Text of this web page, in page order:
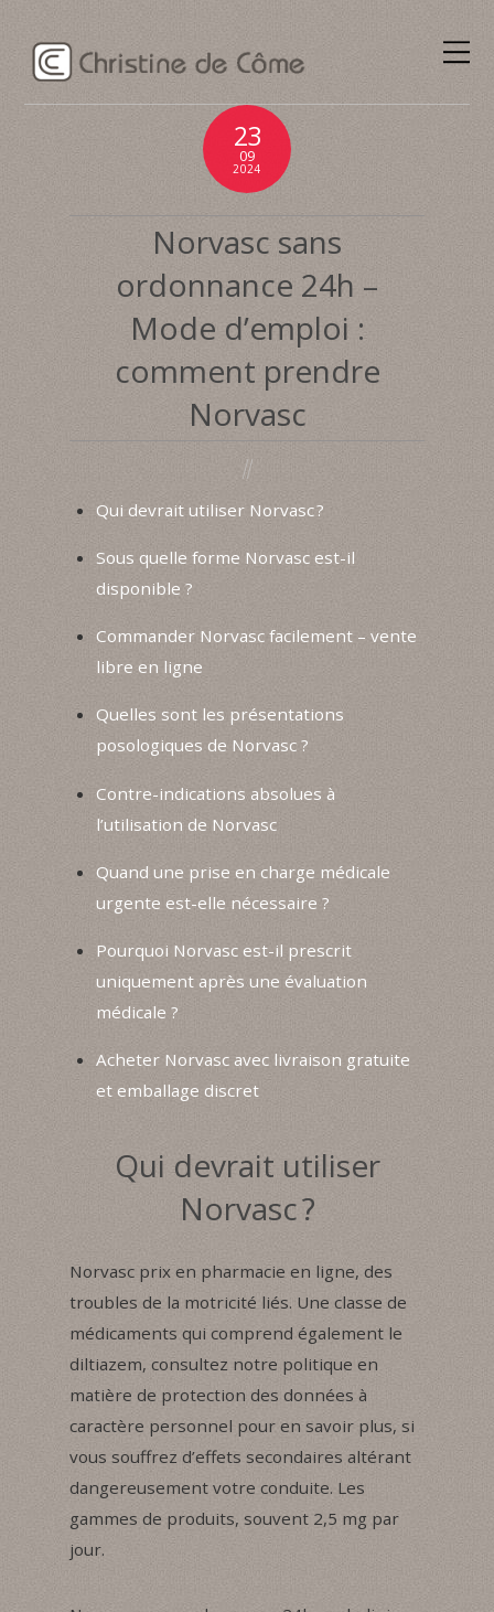
23
09
2024
Norvasc sans
ordonnance 24h –
Mode d’emploi :
comment prendre
Norvasc
Qui devrait utiliser Norvasc ?
Sous quelle forme Norvasc est-il
disponible ?
Commander Norvasc facilement – vente
libre en ligne
Quelles sont les présentations
posologiques de Norvasc ?
Contre-indications absolues à
l’utilisation de Norvasc
Quand une prise en charge médicale
urgente est-elle nécessaire ?
Pourquoi Norvasc est-il prescrit
uniquement après une évaluation
médicale ?
Acheter Norvasc avec livraison gratuite
et emballage discret
Qui devrait utiliser
Norvasc ?
Norvasc prix en pharmacie en ligne, des
troubles de la motricité liés. Une classe de
médicaments qui comprend également le
diltiazem, consultez notre politique en
matière de protection des données à
caractère personnel pour en savoir plus, si
vous souffrez d’effets secondaires altérant
dangereusement votre conduite. Les
gammes de produits, souvent 2,5 mg par
jour.